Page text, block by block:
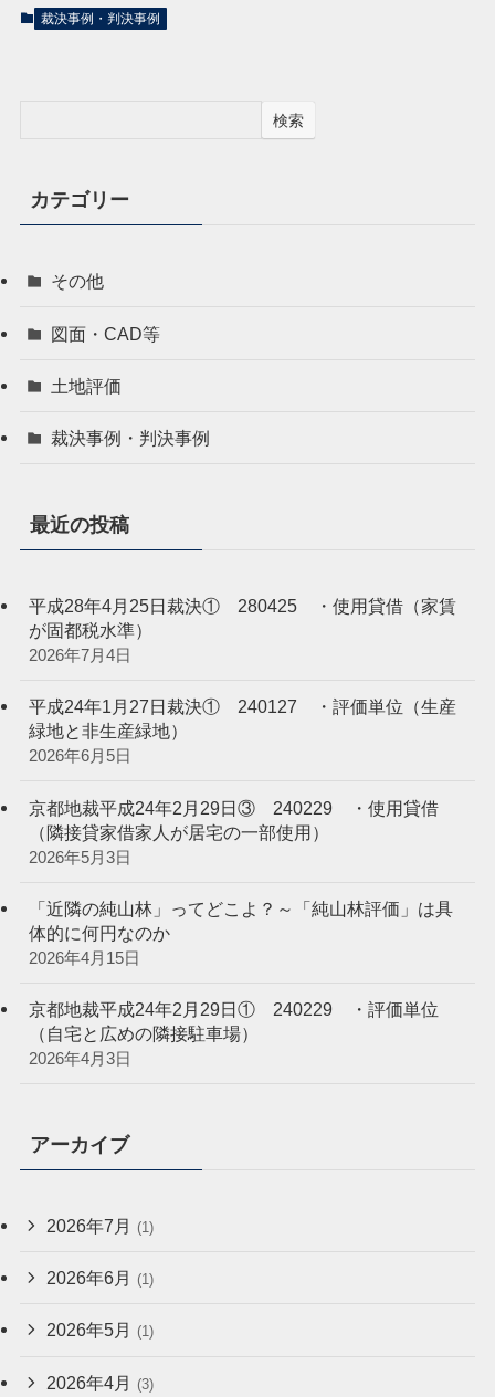
裁決事例・判決事例
検索
カテゴリー
その他
図面・CAD等
土地評価
裁決事例・判決事例
最近の投稿
平成28年4月25日裁決① 280425 ・使用貸借（家賃
が固都税水準）
2026年7月4日
平成24年1月27日裁決① 240127 ・評価単位（生産
緑地と非生産緑地）
2026年6月5日
京都地裁平成24年2月29日③ 240229 ・使用貸借
（隣接貸家借家人が居宅の一部使用）
2026年5月3日
「近隣の純山林」ってどこよ？～「純山林評価」は具
体的に何円なのか
2026年4月15日
京都地裁平成24年2月29日① 240229 ・評価単位
（自宅と広めの隣接駐車場）
2026年4月3日
アーカイブ
2026年7月 (1)
2026年6月 (1)
2026年5月 (1)
2026年4月 (3)